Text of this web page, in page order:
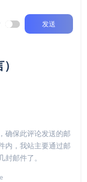
发送
确保此评论发送的邮
内，我站主要通过邮
邮件了。